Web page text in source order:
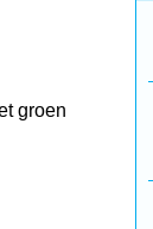
groen